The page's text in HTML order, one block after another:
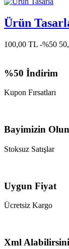
Ürün
100,00 TL -%50
%50 İndirim
Kupon Fırsatları
Bayimizin Olun
Stoksuz Satışlar
Uygun Fiyat
Ücretsiz Kargo
Xml